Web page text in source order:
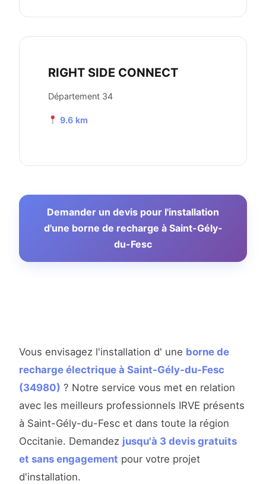
RIGHT SIDE CONNECT
Département 34
9.6 km
Demander un devis pour l'installation
d'une borne de recharge à Saint-Gély-
du-Fesc
Vous envisagez l'installation d' une borne de
recharge électrique à Saint-Gély-du-Fesc
(34980) ? Notre service vous met en relation
avec les meilleurs professionnels IRVE présents
à Saint-Gély-du-Fesc et dans toute la région
Occitanie. Demandez jusqu'à 3 devis gratuits
et sans engagement pour votre projet
d'installation.